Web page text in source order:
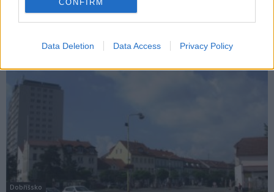
CONFIRM
Data Deletion Data Access Privacy Policy
DOBŘÍŠSKO – Střet osobního vlaku a nákladního automobilu vyšetřují
poblíž Staré Huti policisté. K nehodě došlo na železničním přejezdu P
Dobříšsko